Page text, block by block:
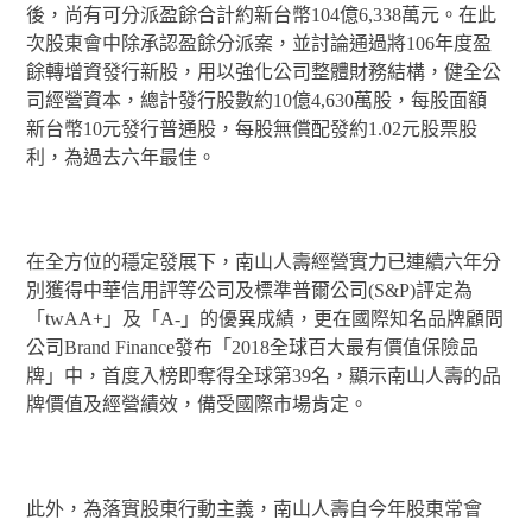
後，尚有可分派盈餘合計約新台幣104億6,338萬元。在此
次股東會中除承認盈餘分派案，並討論通過將106年度盈
餘轉增資發行新股，用以強化公司整體財務結構，健全公
司經營資本，總計發行股數約10億4,630萬股，每股面額
新台幣10元發行普通股，每股無償配發約1.02元股票股
利，為過去六年最佳。
在全方位的穩定發展下，南山人壽經營實力已連續六年分
別獲得中華信用評等公司及標準普爾公司(S&P)評定為
「twAA+」及「A-」的優異成績，更在國際知名品牌顧問
公司Brand Finance發布「2018全球百大最有價值保險品
牌」中，首度入榜即奪得全球第39名，顯示南山人壽的品
牌價值及經營績效，備受國際市場肯定。
此外，為落實股東行動主義，南山人壽自今年股東常會